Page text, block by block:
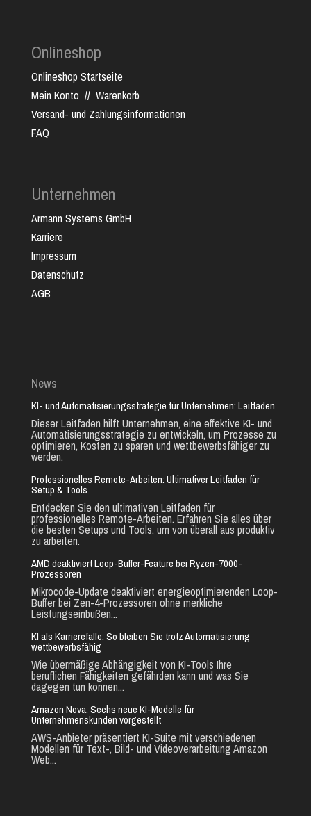
Onlineshop
Onlineshop Startseite
Mein Konto // Warenkorb
Versand- und Zahlungsinformationen
FAQ
Unternehmen
Armann Systems GmbH
Karriere
Impressum
Datenschutz
AGB
News
KI- und Automatisierungsstrategie für Unternehmen: Leitfaden
Dieser Leitfaden hilft Unternehmen, eine effektive KI- und
Automatisierungsstrategie zu entwickeln, um Prozesse zu
optimieren, Kosten zu sparen und wettbewerbsfähiger zu
werden.
Professionelles Remote-Arbeiten: Ultimativer Leitfaden für
Setup & Tools
Entdecken Sie den ultimativen Leitfaden für
professionelles Remote-Arbeiten. Erfahren Sie alles über
die besten Setups und Tools, um von überall aus produktiv
zu arbeiten.
AMD deaktiviert Loop-Buffer-Feature bei Ryzen-7000-
Prozessoren
Mikrocode-Update deaktiviert energieoptimierenden Loop-
Buffer bei Zen-4-Prozessoren ohne merkliche
Leistungseinbußen...
KI als Karrierefalle: So bleiben Sie trotz Automatisierung
wettbewerbsfähig
Wie übermäßige Abhängigkeit von KI-Tools Ihre
beruflichen Fähigkeiten gefährden kann und was Sie
dagegen tun können...
Amazon Nova: Sechs neue KI-Modelle für
Unternehmenskunden vorgestellt
AWS-Anbieter präsentiert KI-Suite mit verschiedenen
Modellen für Text-, Bild- und Videoverarbeitung Amazon
Web...